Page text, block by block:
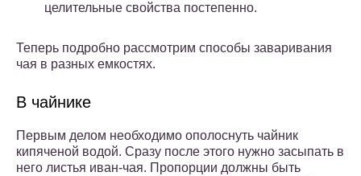
целительные свойства постепенно.
Теперь подробно рассмотрим способы заваривания
чая в разных емкостях.
В чайнике
Первым делом необходимо ополоснуть чайник
кипяченой водой. Сразу после этого нужно засыпать в
него листья иван-чая. Пропорции должны быть